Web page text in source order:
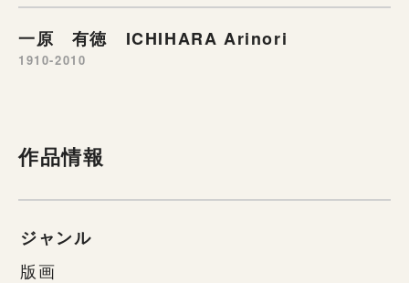
一原 有徳 ICHIHARA Arinori
1910-2010
作品情報
ジャンル
版画